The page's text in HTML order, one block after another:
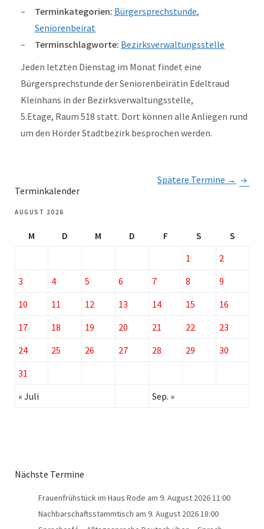
Terminkategorien: Bürgersprechstunde,
Seniorenbeirat
Terminschlagworte: Bezirksverwaltungsstelle
Jeden letzten Dienstag im Monat findet eine
Bürgersprechstunde der Seniorenbeirätin Edeltraud
Kleinhans in der Bezirksverwaltungsstelle,
5.Etage, Raum 518 statt. Dort können alle Anliegen rund
um den Hörder Stadtbezirk besprochen werden.
Spätere Termine →
Terminkalender
AUGUST 2026
M D M D F S
S
1
2
3
4 5 6 7 8
9
10
11 12 13 14 15
16
17
18 19 20 21 22
23
24
25 26 27 28 29
30
31
« Juli
Sep. »
Nächste Termine
Frauenfrühstück im Haus Rode am 9. August 2026 11:00
Nachbarschaftsstammtisch am 9. August 2026 18:00